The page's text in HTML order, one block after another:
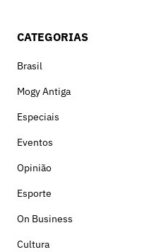
CATEGORIAS
Brasil
Mogy Antiga
Especiais
Eventos
Opinião
Esporte
On Business
Cultura